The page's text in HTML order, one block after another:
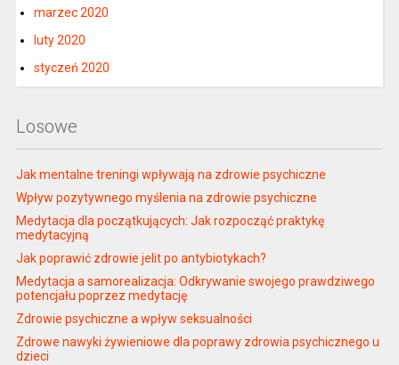
marzec 2020
luty 2020
styczeń 2020
Losowe
Jak mentalne treningi wpływają na zdrowie psychiczne
Wpływ pozytywnego myślenia na zdrowie psychiczne
Medytacja dla początkujących: Jak rozpocząć praktykę
medytacyjną
Jak poprawić zdrowie jelit po antybiotykach?
Medytacja a samorealizacja: Odkrywanie swojego prawdziwego
potencjału poprzez medytację
Zdrowie psychiczne a wpływ seksualności
Zdrowe nawyki żywieniowe dla poprawy zdrowia psychicznego u
dzieci